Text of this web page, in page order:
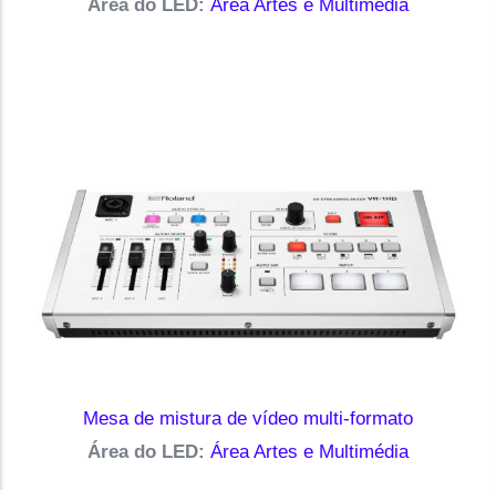
Área do LED: Área Artes e Multimédia
Mesa de mistura de vídeo multi-formato
Área do LED: Área Artes e Multimédia